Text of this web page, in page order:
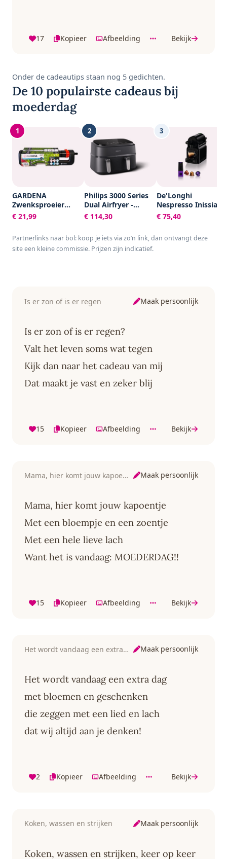
17 Kopieer Afbeelding Bekijk
Onder de cadeautips staan nog 5 gedichten.
De 10 populairste cadeaus bij
moederdag
1
GARDENA
Zwenksproeier
Aqua S -
Tuinsproeier - 90 tot
€ 21,99
2
Philips 3000 Series
Dual Airfryer -
NA351/00 - Dubbele
Mand - 9L - Tot 6
Zwart/Zilver
€ 114,30
3
De'Longhi
Nespresso Inissia
EN80.B -
Koffiecupmachine -
€ 75,40
Partnerlinks naar bol: koop je iets via zo’n link, dan ontvangt deze
site een kleine commissie. Prijzen zijn indicatief.
Is er zon of is er regen Maak persoonlijk
Is er zon of is er regen?
Valt het leven soms wat tegen
Kijk dan naar het cadeau van mij
Dat maakt je vast en zeker blij
15 Kopieer Afbeelding Bekijk
Mama, hier komt jouw kapoentje Maak persoonlijk
Mama, hier komt jouw kapoentje
Met een bloempje en een zoentje
Met een hele lieve lach
Want het is vandaag: MOEDERDAG!!
15 Kopieer Afbeelding Bekijk
Het wordt vandaag een extra dag Maak persoonlijk
Het wordt vandaag een extra dag
met bloemen en geschenken
die zeggen met een lied en lach
dat wij altijd aan je denken!
2 Kopieer Afbeelding Bekijk
Koken, wassen en strijken Maak persoonlijk
Koken, wassen en strijken, keer op keer